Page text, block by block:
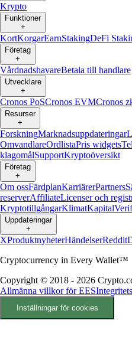
Krypto
Funktioner
+
KortKorgarEarnStakingDeFi
Företag
+
VårdnadshavareBetala till handlare
Utvecklare
+
Cronos PoSCronos EVMCronos
Resurser
+
ForskningMarknadsuppdateringar
OmvandlareOrdlistaPris widgets
klagomålSupportKryptoöversikt
Företag
+
Om ossFärdplanKarriärerPartners
reserverAffiliateLicenser och
KryptotillgångarKlimatKapital
Uppdateringar
+
XProduktnyheterHändelserReddit
Cryptocurrency in Every Wallet™
Copyright © 2018 - 2026
Allmänna villkor för EES
Inställningar för cookies